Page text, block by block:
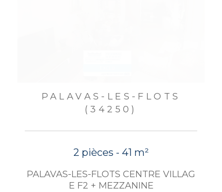
PALAVAS-LES-FLOTS
(34250)
2 pièces - 41 m²
PALAVAS-LES-FLOTS CENTRE VILLAG
E F2 + MEZZANINE